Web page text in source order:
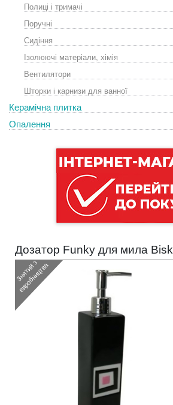
Полиці і тримачі
Поручні
Сидіння
Ізолюючі матеріали, хімія
Вентилятори
Шторки і карнизи для ванної
Керамічна плитка
Опалення
Дозатор Funky для мила
З
н
я
т
и
й
з
в
и
р
о
б
н
и
ц
т
в
а